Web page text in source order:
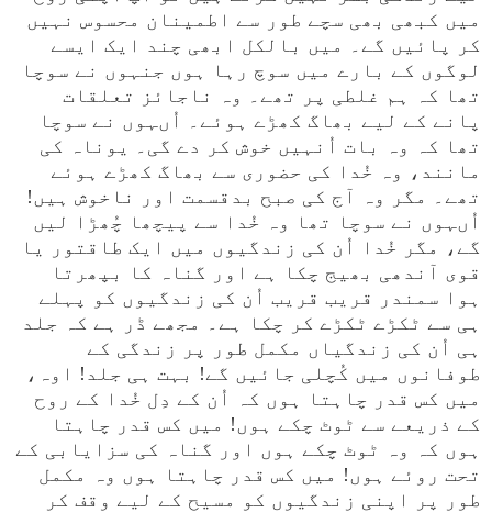
میں کبھی بھی سچے طور سے اطمینان محسوس نہیں
کر پائیں گے۔ میں بالکل ابھی چند ایک ایسے
لوگوں کے بارے میں سوچ رہا ہوں جنہوں نے سوچا
تھا کہ ہم غلطی پر تھے۔ وہ ناجائز تعلقات
پانے کے لیے بھاگ کھڑے ہوئے۔ اُںہوں نے سوچا
تھا کہ وہ بات اُنہیں خوش کر دے گی۔ یوناہ کی
مانند، وہ خُدا کی حضوری سے بھاگ کھڑے ہوئے
تھے۔ مگر وہ آج کی صبح بدقسمت اور ناخوش ہیں!
اُںہوں نے سوچا تھا وہ خُدا سے پیچھا چُھڑا لیں
گے، مگر خُدا اُن کی زندگیوں میں ایک طاقتور یا
قوی آندھی بھیج چکا ہے اور گناہ کا بپھرتا
ہوا سمندر قریب قریب اُن کی زندگیوں کو پہلے
ہی سے ٹکڑے ٹکڑے کر چکا ہے۔ مجھے ڈر ہے کہ جلد
ہی اُن کی زندگیاں مکمل طور پر زندگی کے
طوفانوں میں کُچلی جائیں گے! بہت ہی جلد! اوہ،
میں کس قدر چاہتا ہوں کہ اُن کے دِل خُدا کے روح
کے ذریعے سے ٹوٹ چکے ہوں! میں کس قدر چاہتا
ہوں کہ وہ ٹوٹ چکے ہوں اور گناہ کی سزایابی کے
تحت روئے ہوں! میں کس قدر چاہتا ہوں وہ مکمل
طور پر اپنی زندگیوں کو مسیح کے لیے وقف کر